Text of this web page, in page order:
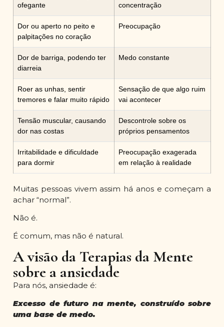
ofegante
concentração
Dor ou aperto no peito e
palpitações no coração
Preocupação
Dor de barriga, podendo ter
diarreia
Medo constante
Roer as unhas, sentir
tremores e falar muito rápido
Sensação de que algo ruim
vai acontecer
Tensão muscular, causando
dor nas costas
Descontrole sobre os
próprios pensamentos
Irritabilidade e dificuldade
para dormir
Preocupação exagerada
em relação à realidade
Muitas pessoas vivem assim há anos e começam a
achar “normal”.
Não é.
É comum, mas não é natural.
A visão da Terapias da Mente
sobre a ansiedade
Para nós, ansiedade é:
Excesso de futuro na mente, construído sobre
uma base de medo.